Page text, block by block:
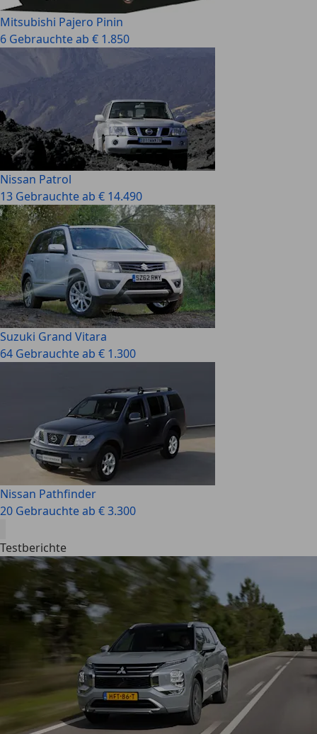
Mitsubishi Pajero Pinin
6 Gebrauchte ab € 1.850
Nissan Patrol
13 Gebrauchte ab € 14.490
Suzuki Grand Vitara
64 Gebrauchte ab € 1.300
Nissan Pathfinder
20 Gebrauchte ab € 3.300
Testberichte